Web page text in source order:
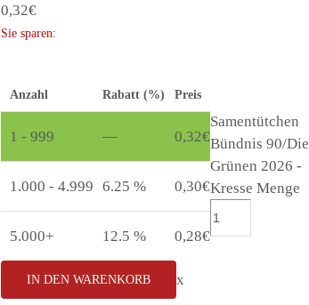
0,32€
Sie sparen:
Anzahl Rabatt (%) Preis
1 - 999 — 0,32€
1.000 - 4.999 6.25 % 0,30€
5.000+ 12.5 % 0,28€
Samentütchen
Bündnis 90/Die
Grünen 2026 -
Kresse Menge
IN DEN WARENKORB x